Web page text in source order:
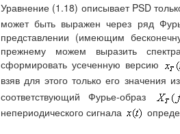
Уравнение (1.18) описывает PSD
может быть выражен через ряд
представлении (имеющим
прежнему можем выразить
сформировать усеченную версию
взяв для этого только его значения
соответствующий Фурье-образ
непериодического сигнала